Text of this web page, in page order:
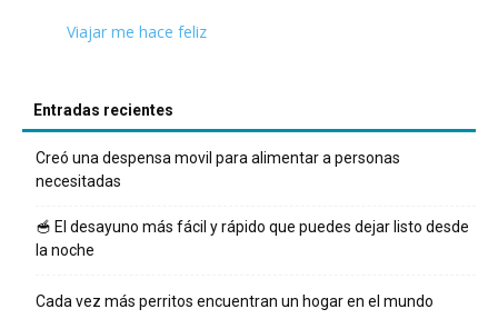
Viajar me hace feliz
Entradas recientes
Creó una despensa movil para alimentar a personas
necesitadas
🥣 El desayuno más fácil y rápido que puedes dejar listo desde
la noche
Cada vez más perritos encuentran un hogar en el mundo